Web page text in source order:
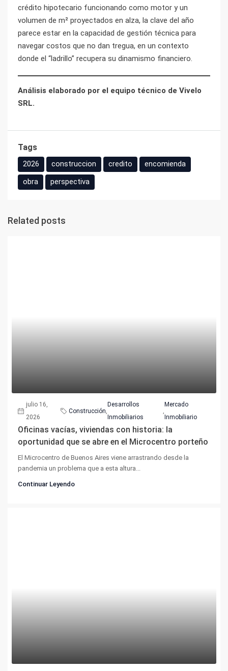
crédito hipotecario funcionando como motor y un
volumen de m² proyectados en alza, la clave del año
parece estar en la capacidad de gestión técnica para
navegar costos que no dan tregua, en un contexto
donde el “ladrillo” recupera su dinamismo financiero.
Análisis elaborado por el equipo técnico de Vivelo
SRL.
Tags
2026 construccion credito
encomienda
obra
perspectiva
Related posts
julio 16,
2026
Construcción,
Desarrollos
Inmobiliarios
,
Mercado
Inmobiliario
Oficinas vacías, viviendas con historia: la
oportunidad que se abre en el Microcentro porteño
El Microcentro de Buenos Aires viene arrastrando desde la
pandemia un problema que a esta altura...
Continuar Leyendo